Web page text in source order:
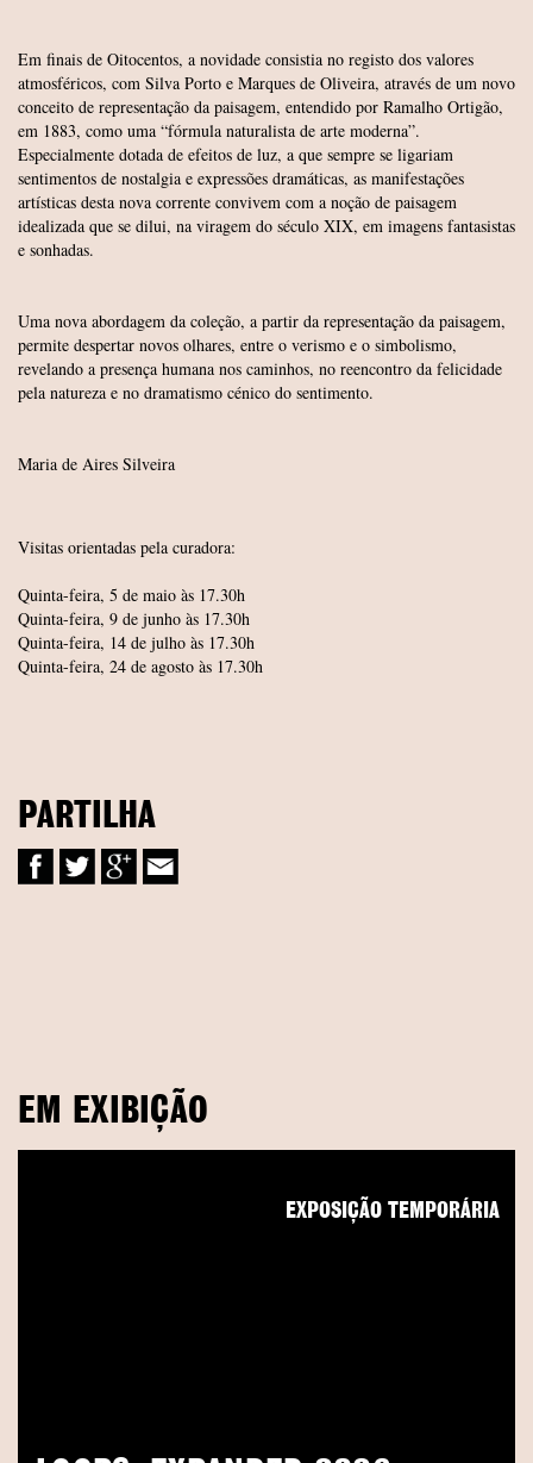
Em finais de Oitocentos, a novidade consistia no registo dos valores
atmosféricos, com Silva Porto e Marques de Oliveira, através de um novo
conceito de representação da paisagem, entendido por Ramalho Ortigão,
em 1883, como uma “fórmula naturalista de arte moderna”.
Especialmente dotada de efeitos de luz, a que sempre se ligariam
sentimentos de nostalgia e expressões dramáticas, as manifestações
artísticas desta nova corrente convivem com a noção de paisagem
idealizada que se dilui, na viragem do século XIX, em imagens fantasistas
e sonhadas.
Uma nova abordagem da coleção, a partir da representação da paisagem,
permite despertar novos olhares, entre o verismo e o simbolismo,
revelando a presença humana nos caminhos, no reencontro da felicidade
pela natureza e no dramatismo cénico do sentimento.
Maria de Aires Silveira
Visitas orientadas pela curadora:
Quinta-feira, 5 de maio às 17.30h
Quinta-feira, 9 de junho às 17.30h
Quinta-feira, 14 de julho às 17.30h
Quinta-feira, 24 de agosto às 17.30h
PARTILHA
EM EXIBIÇÃO
EXPOSIÇÃO TEMPORÁRIA